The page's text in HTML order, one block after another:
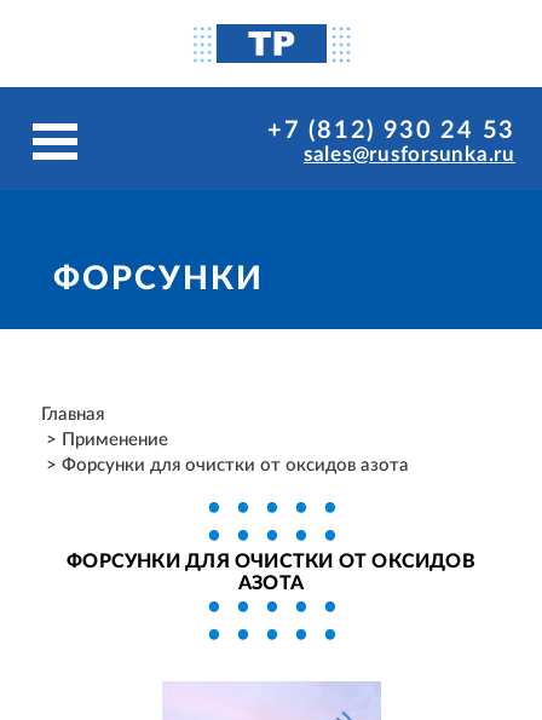
+7 (812) 930 24 53
sales@rusforsunka.ru
ФОРСУНКИ
Главная
Применение
Форсунки для очистки от оксидов азота
ФОРСУНКИ ДЛЯ ОЧИСТКИ ОТ ОКСИДОВ
АЗОТА